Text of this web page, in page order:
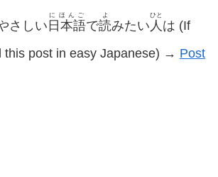
さしい 日本語
にほんご
で読
よ
みたい 人
ひと
は (If
this post in easy Japanese) → Post